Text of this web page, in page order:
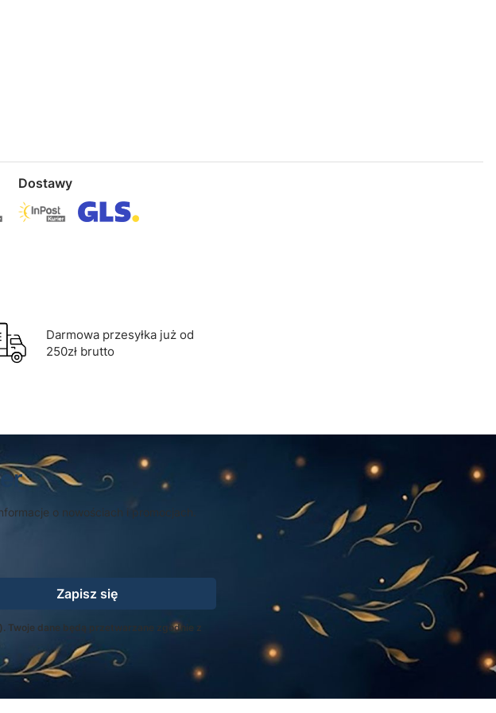
Dostawy
Darmowa przesyłka już od
250zł brutto
o nowościach i promocjach.
Zapisz się
dane będą przetwarzane zgodnie z